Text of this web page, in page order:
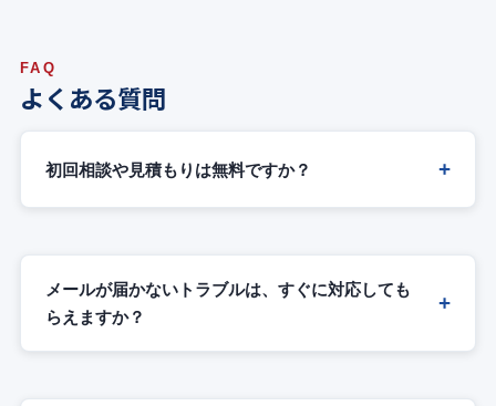
FAQ
よくある質問
初回相談や見積もりは無料ですか？
メールが届かないトラブルは、すぐに対応しても
らえますか？